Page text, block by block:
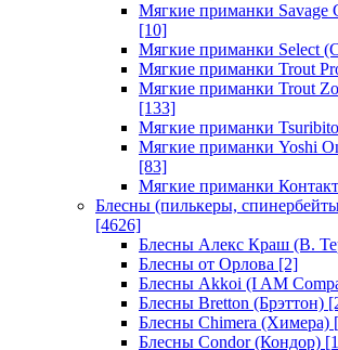
Мягкие приманки Savage
[10]
Мягкие приманки Select
Мягкие приманки Trout
Мягкие приманки Trout
[133]
Мягкие приманки
Мягкие приманки Yoshi
[83]
Мягкие приманки Контакт
Блесны (пилькеры,
[4626]
Блесны Алекс Краш (В.
Блесны от Орлова [2]
Блесны Akkoi (I AM
Блесны Bretton (Брэттон)
Блесны Chimera (Химера)
Блесны Condor (Кондор)